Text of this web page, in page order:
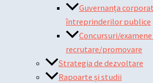
Guvernanța
întreprinderilor publice
Concursuri/examene
recrutare/promovare
Strategia de dezvoltare
Rapoarte și studii